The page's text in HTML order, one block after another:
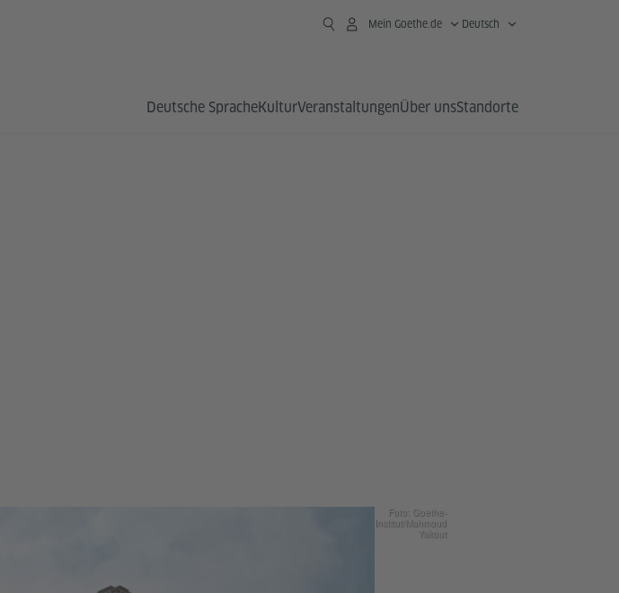
Mein Goethe.de Deutsch
Deutsche SpracheKulturVeranstaltungenÜber unsStandorte
Foto: Goethe-
Institut/Mahmoud
Yakout